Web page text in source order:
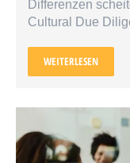
Differenzen
Cultural Due
WEITERLESEN